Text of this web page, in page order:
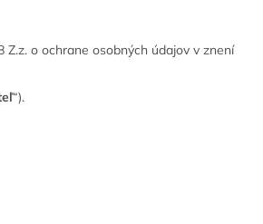
o ochrane osobných údajov v znení
“).